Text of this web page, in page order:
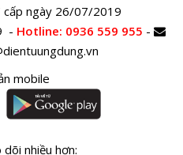
ngày 26/07/2019
- Hotline: 0936 559 955 -
mobile
nhiều hơn: